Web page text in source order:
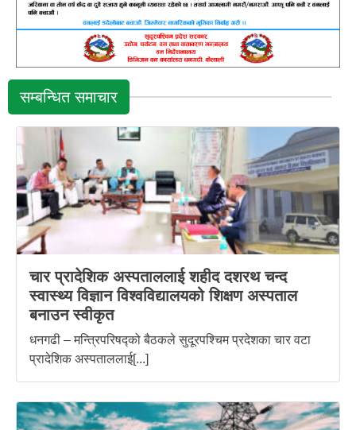
सम्बन्धित समाचार
चार प्रादेशिक अस्पताललाई शहीद दशरथ चन्द
स्वास्थ्य विज्ञान विश्वविद्यालयको शिक्षण अस्पताल
बनाउन स्वीकृत
धनगढी – मन्त्रिपरिषद्को बैठकले सुदूरपश्चिम प्रदेशका चार वटा
प्रादेशिक अस्पताललाई[...]